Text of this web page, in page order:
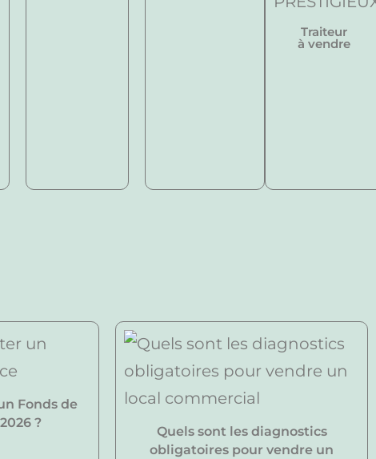
Traiteur
à vendre
Fonds de
?
Quels sont les diagnostics
obligatoires pour vendre un